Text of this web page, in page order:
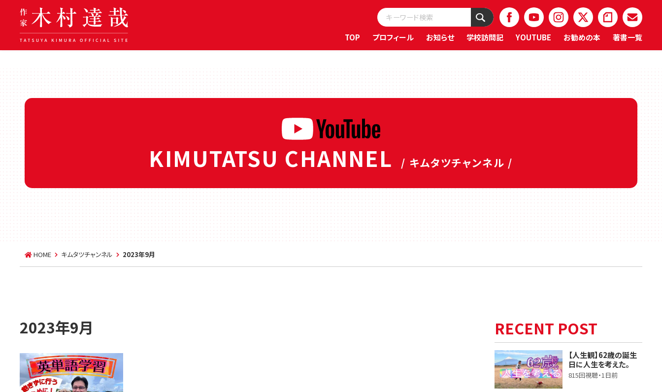
TOP プロフィール お知らせ 学校訪問記 YOUTUBE お勧めの本 著書一覧
KIMUTATSU CHANNEL / キムタツチャンネル /
HOME キムタツチャンネル 2023年9月
2023年9月 RECENT POST
【人生観】62歳の誕生
日に人生を考えた。
815回視聴・1日前